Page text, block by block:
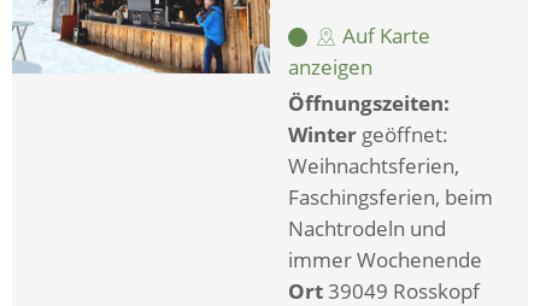
Auf Karte
anzeigen
Öffnungszeiten:
Winter geöffnet:
Weihnachtsferien,
Faschingsferien, beim
Nachtrodeln und
immer Wochenende
Ort39049 Rosskopf